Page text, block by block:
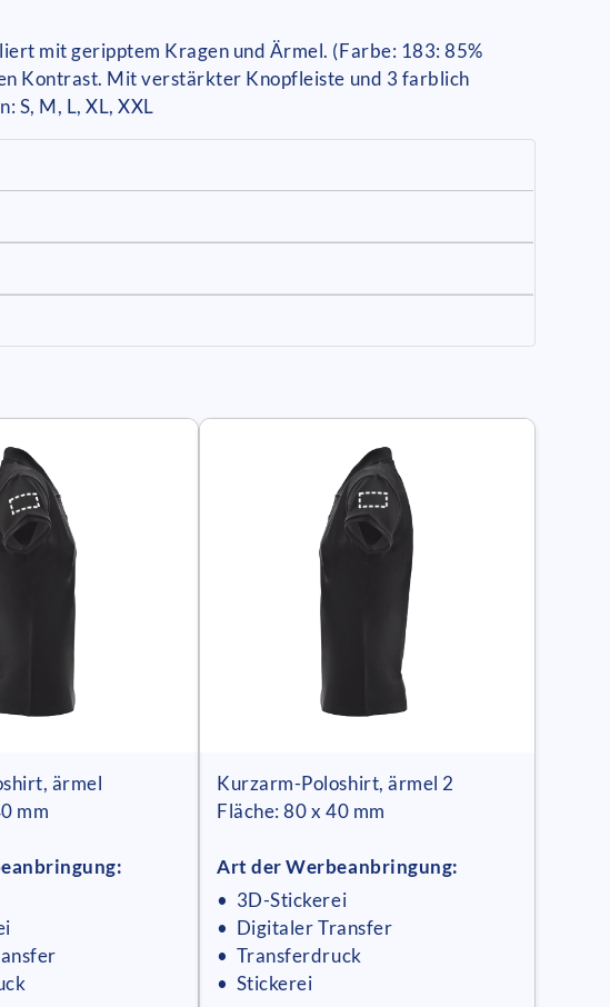
mit geripptem Kragen und Ärmel. (Farbe: 183: 85%
Kontrast. Mit verstärkter Knopfleiste und 3 farblich
S, M, L, XL, XXL
ärmel
mm
Kurzarm-Poloshirt, ärmel 2
Fläche: 80 x 40 mm
Art der Werbeanbringung:
• 3D-Stickerei
• Digitaler Transfer
• Transferdruck
• Stickerei